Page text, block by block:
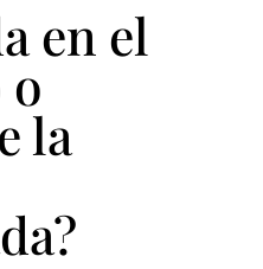
en el
la